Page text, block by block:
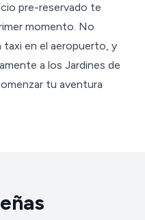
pre-reservado te
momento. No
en el aeropuerto, y
a los Jardines de
tu aventura